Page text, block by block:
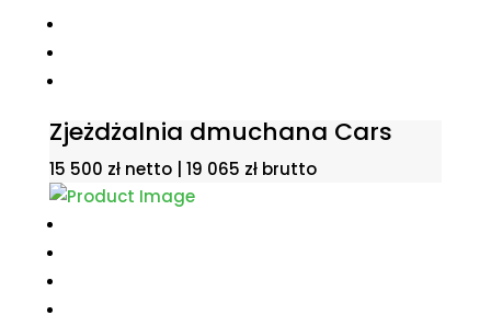
Zjeżdżalnia dmuchana Cars
15 500 zł netto | 19 065 złbrutto